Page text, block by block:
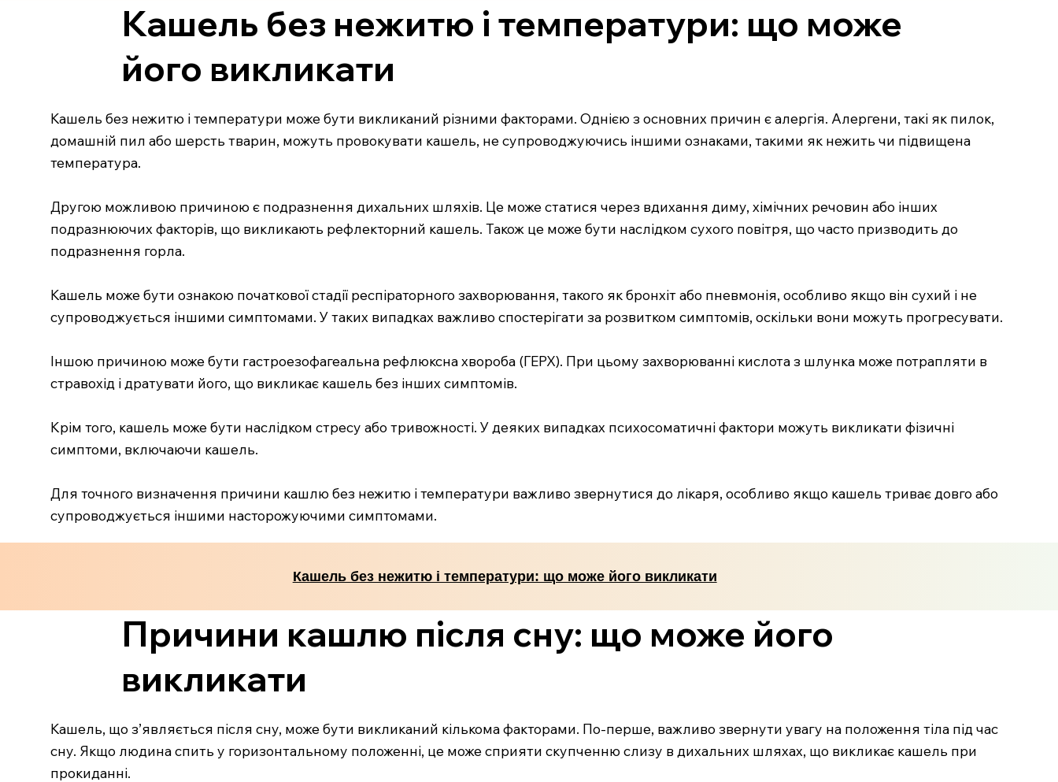
Кашель без нежитю і температури: що може
його викликати
Кашель без нежитю і температури може бути викликаний різними факторами. Однією з основних причин є алергія. Алергени, такі як пилок,
домашній пил або шерсть тварин, можуть провокувати кашель, не супроводжуючись іншими ознаками, такими як нежить чи підвищена
температура.
Другою можливою причиною є подразнення дихальних шляхів. Це може статися через вдихання диму, хімічних речовин або інших
подразнюючих факторів, що викликають рефлекторний кашель. Також це може бути наслідком сухого повітря, що часто призводить до
подразнення горла.
Кашель може бути ознакою початкової стадії респіраторного захворювання, такого як бронхіт або пневмонія, особливо якщо він сухий і не
супроводжується іншими симптомами. У таких випадках важливо спостерігати за розвитком симптомів, оскільки вони можуть прогресувати.
Іншою причиною може бути гастроезофагеальна рефлюксна хвороба (ГЕРХ). При цьому захворюванні кислота з шлунка може потрапляти в
стравохід і дратувати його, що викликає кашель без інших симптомів.
Крім того, кашель може бути наслідком стресу або тривожності. У деяких випадках психосоматичні фактори можуть викликати фізичні
симптоми, включаючи кашель.
Для точного визначення причини кашлю без нежитю і температури важливо звернутися до лікаря, особливо якщо кашель триває довго або
супроводжується іншими насторожуючими симптомами.
Кашель без нежитю і температури: що може його викликати
Причини кашлю після сну: що може його
викликати
Кашель, що з’являється після сну, може бути викликаний кількома факторами. По-перше, важливо звернути увагу на положення тіла під час
сну. Якщо людина спить у горизонтальному положенні, це може сприяти скупченню слизу в дихальних шляхах, що викликає кашель при
прокиданні.